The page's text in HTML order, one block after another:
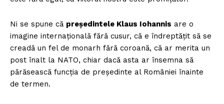
Ni se spune că președintele Klaus Iohannis are o
imagine internațională fără cusur, că e îndreptățit să se
creadă un fel de monarh fără coroană, că ar merita un
post înalt la NATO, chiar dacă asta ar însemna să
părăsească funcția de președinte al României înainte
de termen.